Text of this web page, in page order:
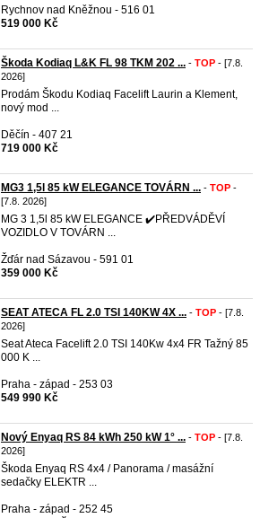
Rychnov nad Kněžnou - 516 01
519 000 Kč
Škoda Kodiaq L&K FL 98 TKM 202 ... - TOP - [7.8.
2026]
Prodám Škodu Kodiaq Facelift Laurin a Klement,
nový mod ...
Děčín - 407 21
719 000 Kč
MG3 1,5l 85 kW ELEGANCE TOVÁRN ... - TOP -
[7.8. 2026]
MG 3 1,5l 85 kW ELEGANCE ✔️PŘEDVÁDĚVÍ
VOZIDLO V TOVÁRN ...
Žďár nad Sázavou - 591 01
359 000 Kč
SEAT ATECA FL 2.0 TSI 140KW 4X ... - TOP - [7.8.
2026]
Seat Ateca Facelift 2.0 TSI 140Kw 4x4 FR Tažný 85
000 K ...
Praha - západ - 253 03
549 990 Kč
Nový Enyaq RS 84 kWh 250 kW 1° ... - TOP - [7.8.
2026]
Škoda Enyaq RS 4x4 / Panorama / masážní
sedačky ELEKTR ...
Praha - západ - 252 45